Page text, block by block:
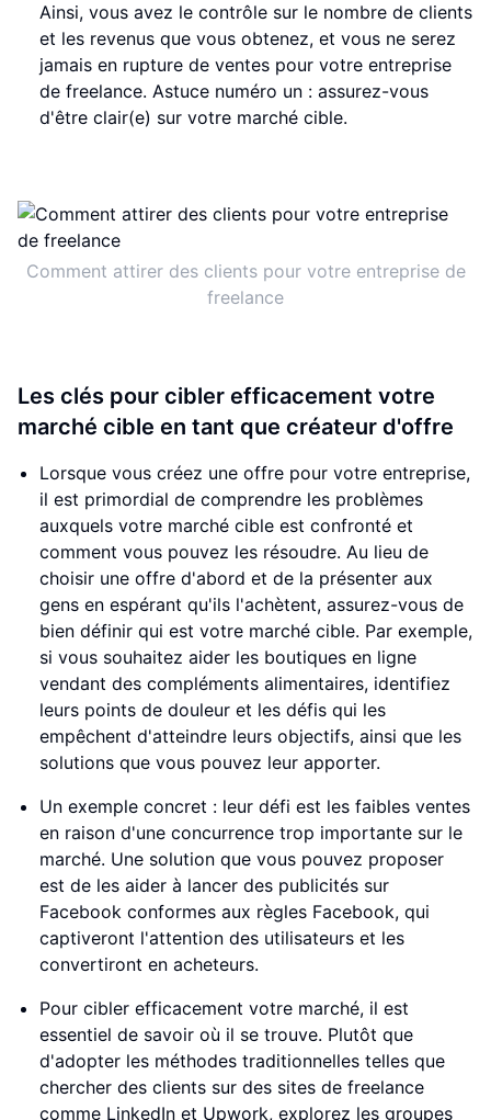
Ainsi, vous avez le contrôle sur le nombre de clients
et les revenus que vous obtenez, et vous ne serez
jamais en rupture de ventes pour votre entreprise
de freelance. Astuce numéro un : assurez-vous
d'être clair(e) sur votre marché cible.
Comment attirer des clients pour votre entreprise de
freelance
Les clés pour cibler efficacement votre
marché cible en tant que créateur d'offre
Lorsque vous créez une offre pour votre entreprise,
il est primordial de comprendre les problèmes
auxquels votre marché cible est confronté et
comment vous pouvez les résoudre. Au lieu de
choisir une offre d'abord et de la présenter aux
gens en espérant qu'ils l'achètent, assurez-vous de
bien définir qui est votre marché cible. Par exemple,
si vous souhaitez aider les boutiques en ligne
vendant des compléments alimentaires, identifiez
leurs points de douleur et les défis qui les
empêchent d'atteindre leurs objectifs, ainsi que les
solutions que vous pouvez leur apporter.
Un exemple concret : leur défi est les faibles ventes
en raison d'une concurrence trop importante sur le
marché. Une solution que vous pouvez proposer
est de les aider à lancer des publicités sur
Facebook conformes aux règles Facebook, qui
captiveront l'attention des utilisateurs et les
convertiront en acheteurs.
Pour cibler efficacement votre marché, il est
essentiel de savoir où il se trouve. Plutôt que
d'adopter les méthodes traditionnelles telles que
chercher des clients sur des sites de freelance
comme LinkedIn et Upwork, explorez les groupes